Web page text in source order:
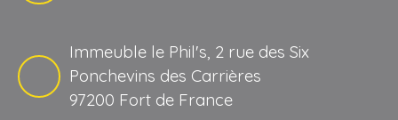
Immeuble le Phil's, 2 rue des Six
Ponchevins des Carrières
97200 Fort de France